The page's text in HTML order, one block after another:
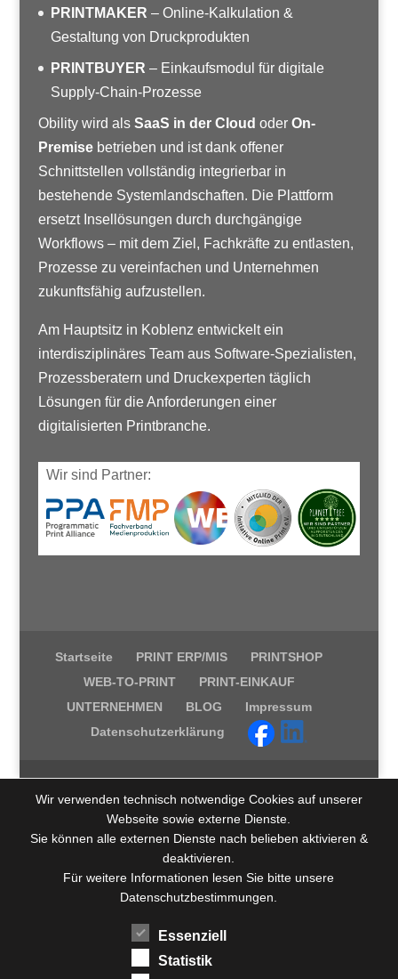
PRINTMAKER – Online-Kalkulation &
Gestaltung von Druckprodukten
PRINTBUYER – Einkaufsmodul für digitale
Supply-Chain-Prozesse
Obility wird als SaaS in der Cloud oder On-
Premisebetrieben und ist dank offener
Schnittstellen vollständig integrierbar in
bestehende Systemlandschaften. Die Plattform
ersetzt Insellösungen durch durchgängige
Workflows – mit dem Ziel, Fachkräfte zu entlasten,
Prozesse zu vereinfachen und Unternehmen
zukunftsfähig aufzustellen.
Am Hauptsitz in Koblenz entwickelt ein
interdisziplinäres Team aus Software-Spezialisten,
Prozessberatern und Druckexperten täglich
Lösungen für die Anforderungen einer
digitalisierten Printbranche.
Wir sind Partner:
Startseite PRINT ERP/MIS
PRINTSHOP
WEB-TO-PRINT
PRINT-EINKAUF
UNTERNEHMEN
BLOG
Impressum
Datenschutzerklärung
Wir verwenden technisch notwendige Cookies auf unserer
Webseite sowie externe Dienste.
Sie können alle externen Dienste nach belieben aktivieren &
deaktivieren.
Für weitere Informationen lesen Sie bitte unsere
Datenschutzbestimmungen.
Essenziell
Statistik